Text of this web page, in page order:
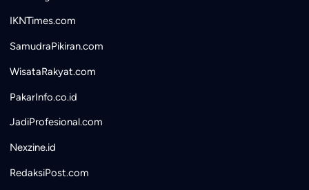
IKNTimes.com
SamudraPikiran.com
WisataRakyat.com
PakarInfo.co.id
JadiProfesional.com
Nexzine.id
RedaksiPost.com